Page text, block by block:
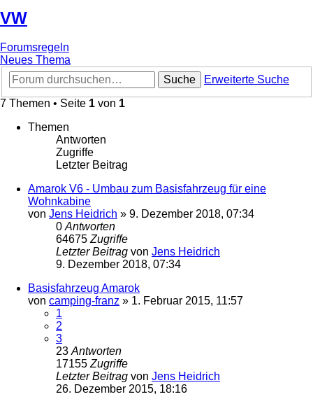
VW
Forumsregeln
Neues Thema
Suche
Erweiterte Suche
7 Themen • Seite 1 von 1
Themen
Antworten
Zugriffe
Letzter Beitrag
Amarok V6 - Umbau zum Basisfahrzeug für eine
Wohnkabine
von Jens Heidrich » 9. Dezember 2018, 07:34
0 Antworten
64675 Zugriffe
Letzter Beitrag von Jens Heidrich
9. Dezember 2018, 07:34
Basisfahrzeug Amarok
von camping-franz » 1. Februar 2015, 11:57
1
2
3
23 Antworten
17155 Zugriffe
Letzter Beitrag von Jens Heidrich
26. Dezember 2015, 18:16